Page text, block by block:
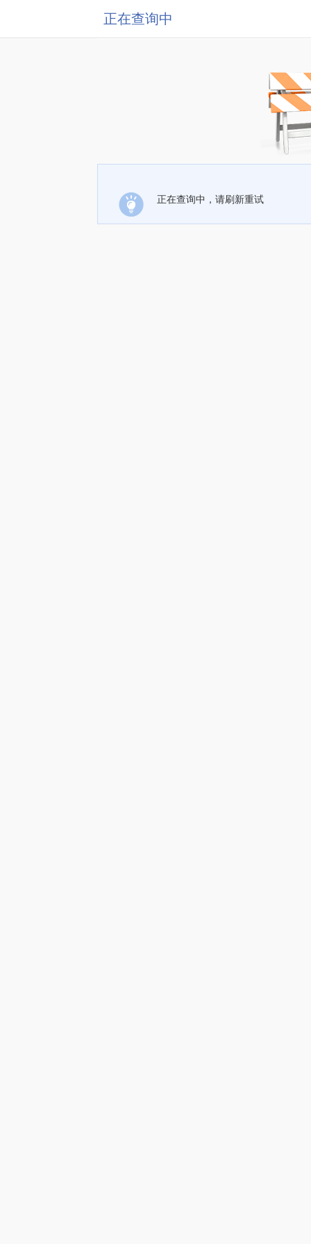
正在查询中
正在查询中，请刷新重试